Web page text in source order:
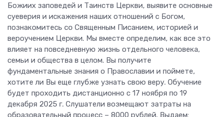
Божиих заповедей и Таинств Церкви, выявите основные
суеверия и искажения наших отношений с Богом,
познакомитесь со Священным Писанием, историей и
вероучением Церкви. Мы вместе определим, как все это
влияет на повседневную жизнь отдельного человека,
семьи и общества в целом. Вы получите
фундаментальные знания о Православии и поймете,
хотите ли Вы еще глубже узнать свою веру. Обучение
будет проходить дистанционно с 17 ноября по 19
декабря 2025 г. Слушатели возмещают затраты на
образовательный процесс – 8000 рублей. Выдаем: